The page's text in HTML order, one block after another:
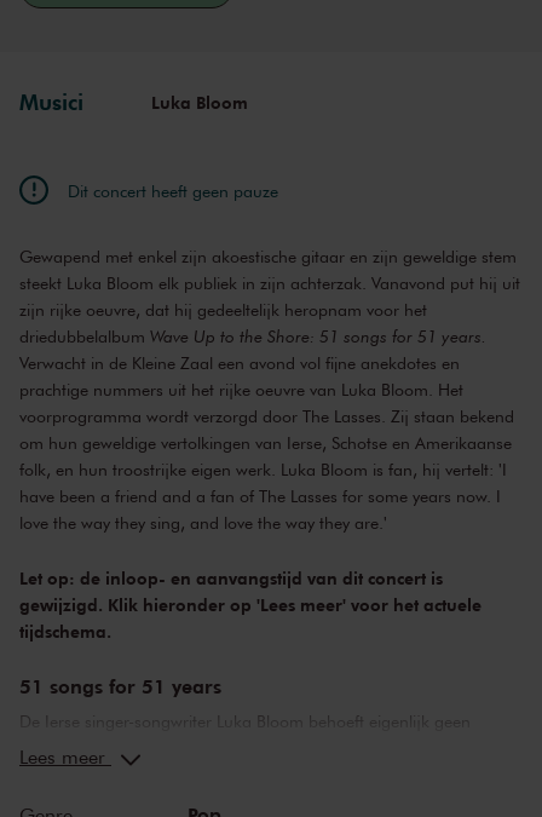
Musici Luka Bloom
Dit concert heeft geen pauze
Gewapend met enkel zijn akoestische gitaar en zijn geweldige stem
steekt Luka Bloom elk publiek in zijn achterzak. Vanavond put hij uit
zijn rijke oeuvre, dat hij gedeeltelijk heropnam voor het
driedubbelalbum Wave Up to the Shore: 51 songs for 51 years.
Verwacht in de Kleine Zaal een avond vol fijne anekdotes en
prachtige nummers uit het rijke oeuvre van Luka Bloom. Het
voorprogramma wordt verzorgd door The Lasses. Zij staan bekend
om hun geweldige vertolkingen van Ierse, Schotse en Amerikaanse
folk, en hun troostrijke eigen werk. Luka Bloom is fan, hij vertelt: 'I
have been a friend and a fan of The Lasses for some years now. I
love the way they sing, and love the way they are.'
Let op: de inloop- en aanvangstijd van dit concert is
gewijzigd. Klik hieronder op 'Lees meer' voor het actuele
tijdschema.
51 songs for 51 years
De Ierse singer-songwriter Luka Bloom behoeft eigenlijk geen
introductie: al meer dan vijftig jaar maakt hij furore als
Lees meer